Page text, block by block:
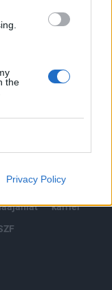
the
Privacy Policy
süti beállítások
karrier